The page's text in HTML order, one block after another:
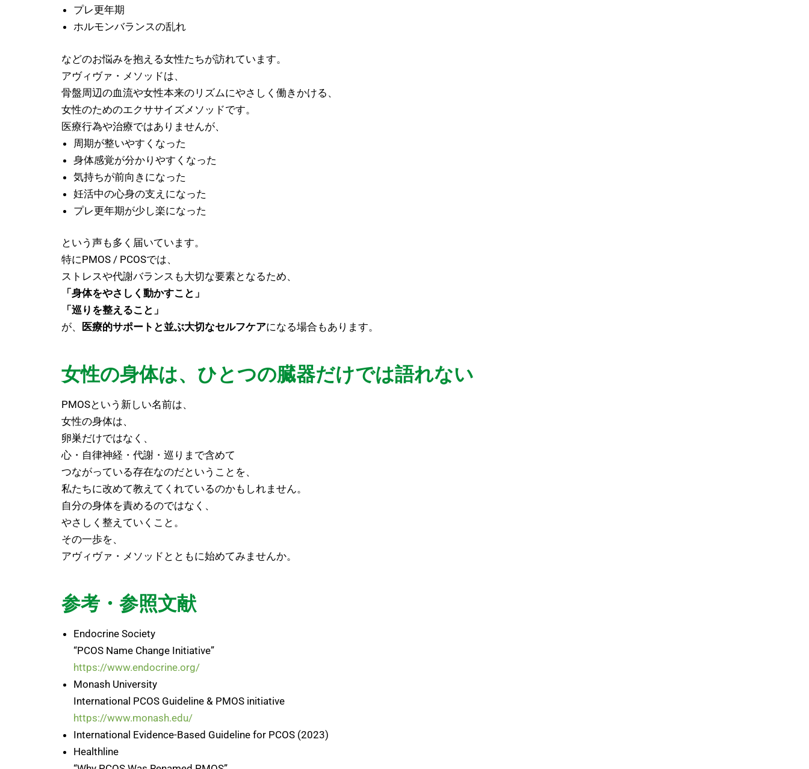
プレ更年期
ホルモンバランスの乱れ
などのお悩みを抱える女性たちが訪れています。
アヴィヴァ・メソッドは、
骨盤周辺の血流や女性本来のリズムにやさしく働きかける、
女性のためのエクササイズメソッドです。
医療行為や治療ではありませんが、
周期が整いやすくなった
身体感覚が分かりやすくなった
気持ちが前向きになった
妊活中の心身の支えになった
プレ更年期が少し楽になった
という声も多く届いています。
特にPMOS / PCOSでは、
ストレスや代謝バランスも大切な要素となるため、
「身体をやさしく動かすこと」
「巡りを整えること」
が、
医療的サポートと並ぶ大切なセルフケアになる場合もあります。
女性の身体は、ひとつの臓器だけでは語れない
PMOSという新しい名前は、
女性の身体は、
卵巣だけではなく、
心・自律神経・代謝・巡りまで含めて
つながっている存在なのだということを、
私たちに改めて教えてくれているのかもしれません。
自分の身体を責めるのではなく、
やさしく整えていくこと。
その一歩を、
アヴィヴァ・メソッドとともに始めてみませんか。
参考・参照文献
Endocrine Society
“PCOS Name Change Initiative”
https://www.endocrine.org/
Monash University
International PCOS Guideline & PMOS initiative
https://www.monash.edu/
International Evidence-Based Guideline for PCOS (2023)
Healthline